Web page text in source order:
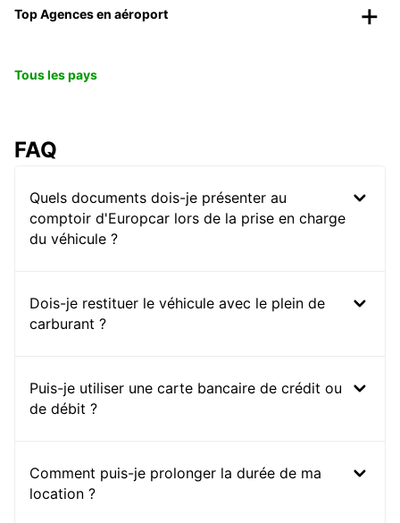
Top Agences en aéroport
Tous les pays
FAQ
Quels documents dois-je présenter au
comptoir d'Europcar lors de la prise en charge
du véhicule ?
Dois-je restituer le véhicule avec le plein de
carburant ?
Puis-je utiliser une carte bancaire de crédit ou
de débit ?
Comment puis-je prolonger la durée de ma
location ?